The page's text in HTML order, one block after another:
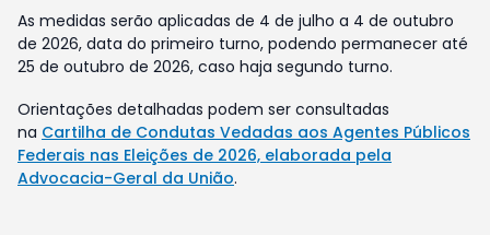
As medidas serão aplicadas de 4 de julho a 4 de outubro
de 2026, data do primeiro turno, podendo permanecer até
25 de outubro de 2026, caso haja segundo turno.
Orientações detalhadas podem ser consultadas
na Cartilha de Condutas Vedadas aos Agentes Públicos
Federais nas Eleições de 2026, elaborada pela
Advocacia-Geral da União.